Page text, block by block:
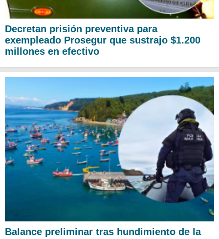
Decretan prisión preventiva para
exempleado Prosegur que sustrajo $1.200
millones en efectivo
Balance preliminar tras hundimiento de la